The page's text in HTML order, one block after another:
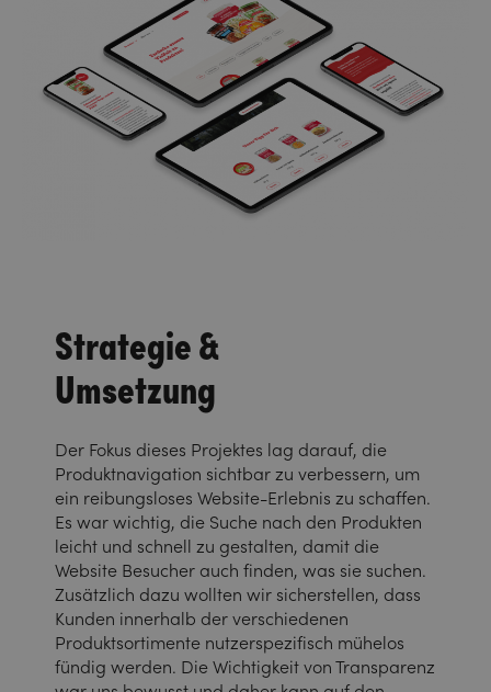
Strategie &
Umsetzung
Der Fokus dieses Projektes lag darauf, die
Produktnavigation sichtbar zu verbessern, um
ein reibungsloses Website-Erlebnis zu schaffen.
Es war wichtig, die Suche nach den Produkten
leicht und schnell zu gestalten, damit die
Website Besucher auch finden, was sie suchen.
Zusätzlich dazu wollten wir sicherstellen, dass
Kunden innerhalb der verschiedenen
Produktsortimente nutzerspezifisch mühelos
fündig werden. Die Wichtigkeit von Transparenz